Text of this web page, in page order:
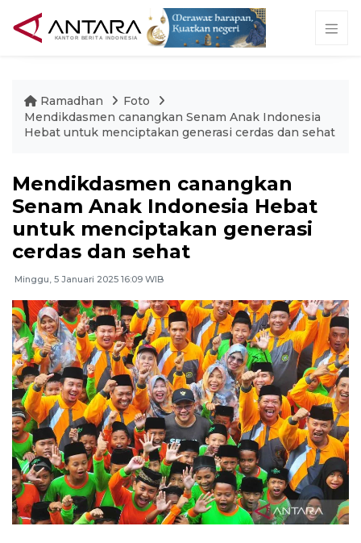
Ramadhan
Foto
Mendikdasmen canangkan Senam Anak Indonesia
Hebat untuk menciptakan generasi cerdas dan sehat
Mendikdasmen canangkan
Senam Anak Indonesia Hebat
untuk menciptakan generasi
cerdas dan sehat
Minggu, 5 Januari 2025 16:09 WIB